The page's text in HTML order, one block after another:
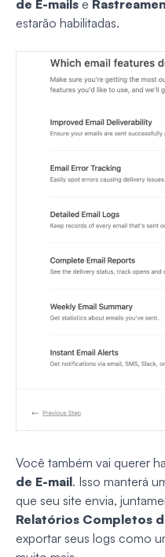
de E-mails e
estarão habilitadas.
Você também vai querer
de E-mail. Isso manterá
que seu site envia,
Relatórios Completos
exportar seus logs como